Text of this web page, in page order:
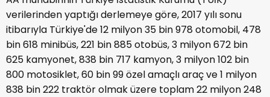
verilerinden yaptığı derlemeye göre, 2017 yılı sonu
itibarıyla Türkiye'de 12 milyon 35 bin 978 otomobil, 478
bin 618 minibüs, 221 bin 885 otobüs, 3 milyon 672 bin
625 kamyonet, 838 bin 717 kamyon, 3 milyon 102 bin
800 motosiklet, 60 bin 99 özel amaçlı araç ve 1 milyon
838 bin 222 traktör olmak üzere toplam 22 milyon 248